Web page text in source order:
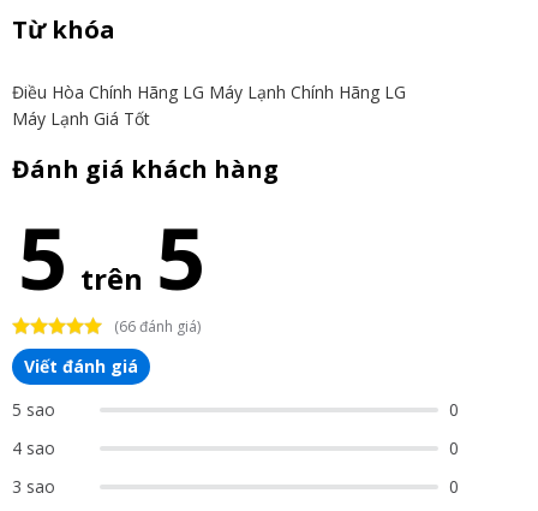
Từ khóa
Điều Hòa Chính Hãng LG Máy Lạnh Chính Hãng LG
Máy Lạnh Giá Tốt
Đánh giá khách hàng
5 trên 5
(66 đánh giá)
Viết đánh giá
5 sao
0
4 sao
0
3 sao
0